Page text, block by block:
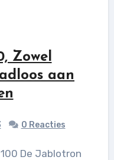
Zowel
aan
0 Reacties